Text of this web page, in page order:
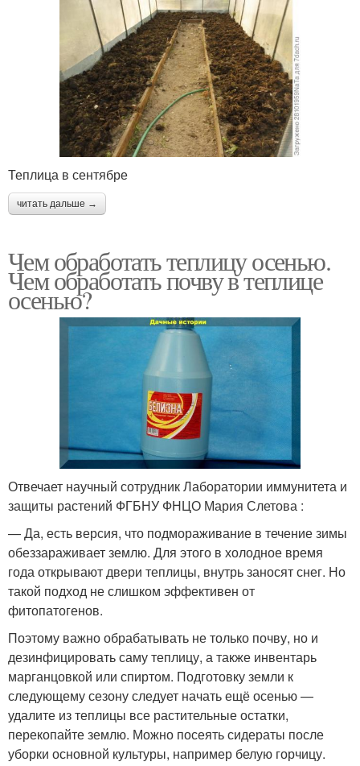
Теплица в сентябре
читать дальше →
Чем обработать теплицу осенью.
Чем обработать почву в теплице
осенью?
Отвечает научный сотрудник Лаборатории иммунитета и
защиты растений ФГБНУ ФНЦО Мария Слетова :
— Да, есть версия, что подмораживание в течение зимы
обеззараживает землю. Для этого в холодное время
года открывают двери теплицы, внутрь заносят снег. Но
такой подход не слишком эффективен от
фитопатогенов.
Поэтому важно обрабатывать не только почву, но и
дезинфицировать саму теплицу, а также инвентарь
марганцовкой или спиртом. Подготовку земли к
следующему сезону следует начать ещё осенью —
удалите из теплицы все растительные остатки,
перекопайте землю. Можно посеять сидераты после
уборки основной культуры, например белую горчицу.